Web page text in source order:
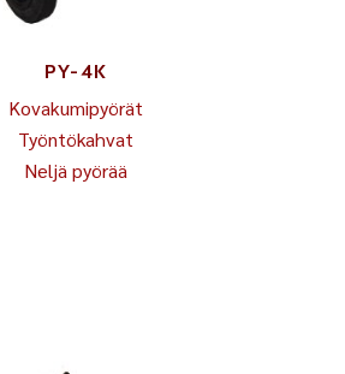
PY-4K
Kovakumipyörät
Työntökahvat
Neljä pyörää